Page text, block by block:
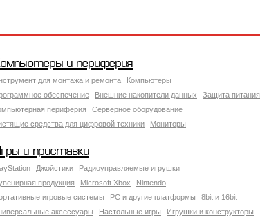
и периферия
для монтажа и ремонта
Компьютеры
обеспечение
Внешние накопители данных
Защита питания
периферия
Серверное оборудование
средства для цифровой техники
Мониторы
и приставки
Джойстики
Радиоуправляемые игрушки
продукция
Microsoft Xbox
Nintendo
игровые системы
PC и другие платформы
8bit и 16bit
аксессуары
Настольные игры Игрушки и конструкторы